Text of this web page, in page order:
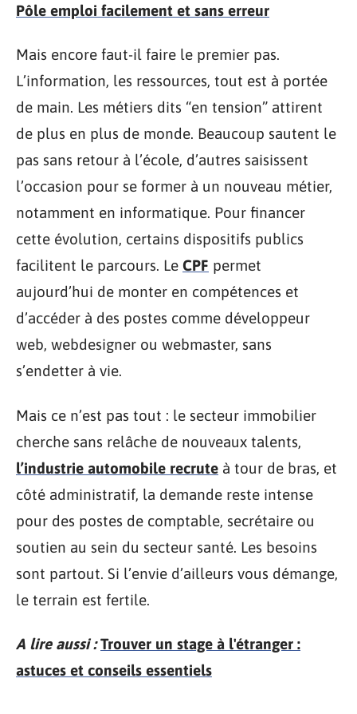
Pôle emploi facilement et sans erreur
Mais encore faut-il faire le premier pas.
L’information, les ressources, tout est à portée
de main. Les métiers dits “en tension” attirent
de plus en plus de monde. Beaucoup sautent le
pas sans retour à l’école, d’autres saisissent
l’occasion pour se former à un nouveau métier,
notamment en informatique. Pour financer
cette évolution, certains dispositifs publics
facilitent le parcours. Le CPF permet
aujourd’hui de monter en compétences et
d’accéder à des postes comme développeur
web, webdesigner ou webmaster, sans
s’endetter à vie.
Mais ce n’est pas tout : le secteur immobilier
cherche sans relâche de nouveaux talents,
l’industrie automobile recrute à tour de bras, et
côté administratif, la demande reste intense
pour des postes de comptable, secrétaire ou
soutien au sein du secteur santé. Les besoins
sont partout. Si l’envie d’ailleurs vous démange,
le terrain est fertile.
A lire aussi : Trouver un stage à l'étranger :
astuces et conseils essentiels